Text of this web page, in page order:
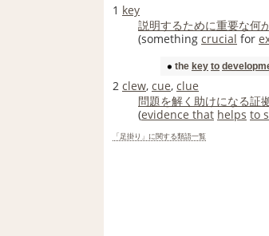
1 key
説明するために重要な何
(something crucial for
the key to
2 clew, cue, clue
問題を解く 助けになる証
(evidence that helps to
「足掛り」に関する類語一覧